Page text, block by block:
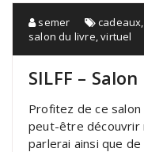
semer cadeaux,
salon du livre,virtuel
SILFF –
Profitez de ce
peut-être découvrir
parlerai ainsi que